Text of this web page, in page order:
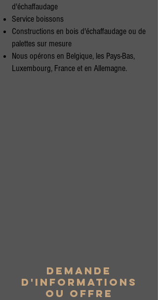
d'échaffaudage
Service boissons
Constructions en bois d'échaffaudage ou de
palettes sur mesure
Nous opérons en Belgique, les Pays-Bas,
Luxembourg, France et en Allemagne.
demande
d'informations
ou offre